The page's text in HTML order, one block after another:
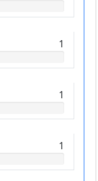
1
1
1